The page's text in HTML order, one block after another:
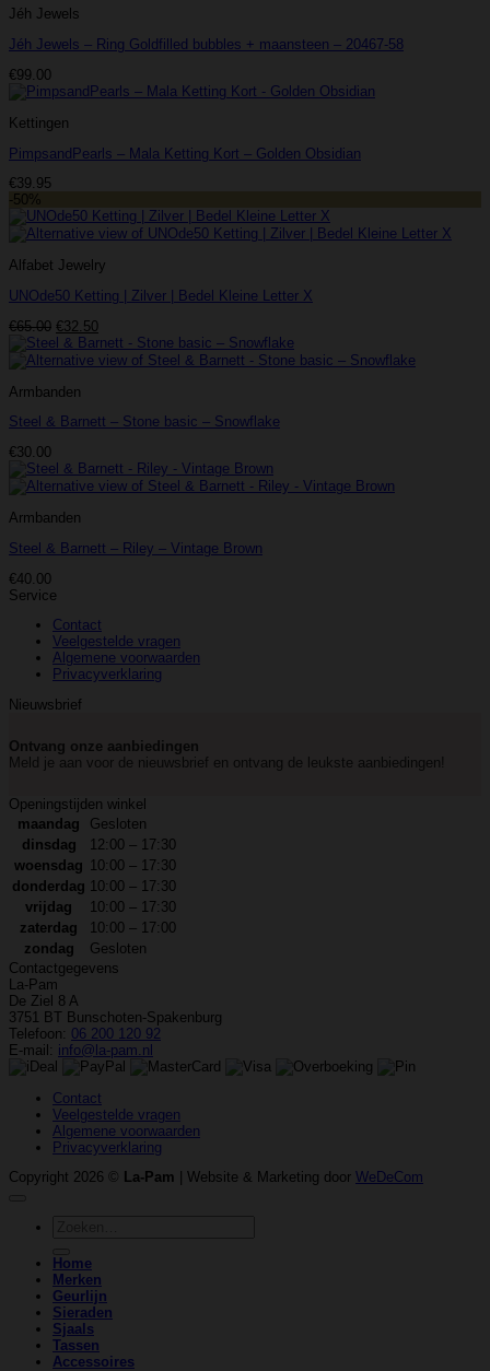
Jéh Jewels
Jéh Jewels – Ring Goldfilled bubbles + maansteen – 20467-58
€99.00
Kettingen
PimpsandPearls – Mala Ketting Kort – Golden Obsidian
€39.95
-50%
Alfabet Jewelry
UNOde50 Ketting | Zilver | Bedel Kleine Letter X
€65.00 Oorspronkelijke
prijs
was:
€32.50Huidige
prijs
is:
Armbanden
Steel & Barnett – Stone basic – Snowflake
€30.00
Armbanden
Steel & Barnett – Riley – Vintage Brown
€40.00
Service
Contact
Veelgestelde vragen
Algemene voorwaarden
Privacyverklaring
Nieuwsbrief
Ontvang onze aanbiedingen
Meld je aan voor de nieuwsbrief en ontvang de leukste aanbiedingen!
Openingstijden winkel
maandag
Gesloten
dinsdag
12:00 – 17:30
woensdag 10:00 – 17:30
donderdag 10:00 – 17:30
vrijdag
10:00 – 17:30
zaterdag
10:00 – 17:00
zondag
Gesloten
Contactgegevens
La-Pam
De Ziel 8 A
3751 BT Bunschoten-Spakenburg
Telefoon: 06 200 120 92
E-mail: info@la-pam.nl
Contact
Veelgestelde vragen
Algemene voorwaarden
Privacyverklaring
Copyright 2026 © La-Pam | Website & Marketing door WeDeCom
Home
Merken
Geurlijn
Sieraden
Sjaals
Tassen
Accessoires